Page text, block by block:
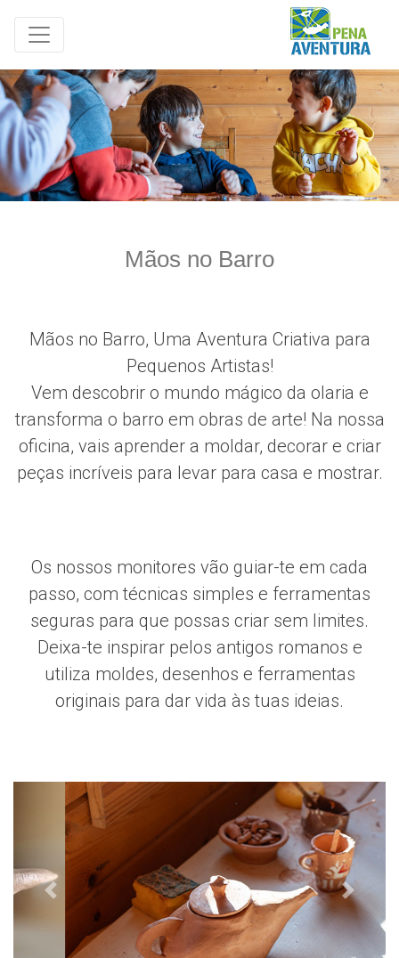
Mãos no Barro
Mãos no Barro, Uma Aventura Criativa para
Pequenos Artistas!
Vem descobrir o mundo mágico da olaria e
transforma o barro em obras de arte! Na nossa
oficina, vais aprender a moldar, decorar e criar
peças incríveis para levar para casa e mostrar.
Os nossos monitores vão guiar-te em cada
passo, com técnicas simples e ferramentas
seguras para que possas criar sem limites.
Deixa-te inspirar pelos antigos romanos e
utiliza moldes, desenhos e ferramentas
originais para dar vida às tuas ideias.